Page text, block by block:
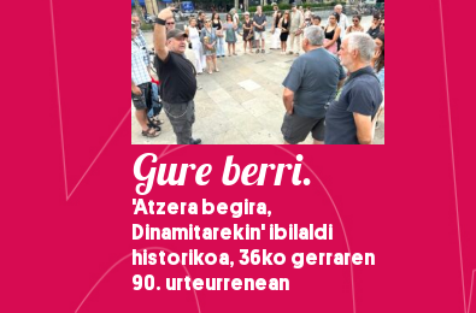
Gure berri.
'Atzera begira,
Dinamitarekin' ibilaldi
historikoa, 36ko gerraren
90. urteurrenean